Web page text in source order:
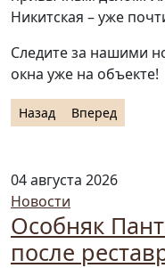
Никитская – уже
Следите за нашими
окна уже на объекте!
Предыдущий:
Назад Следующий:
Вперед
04 августа 2026
Новости
Особняк
после